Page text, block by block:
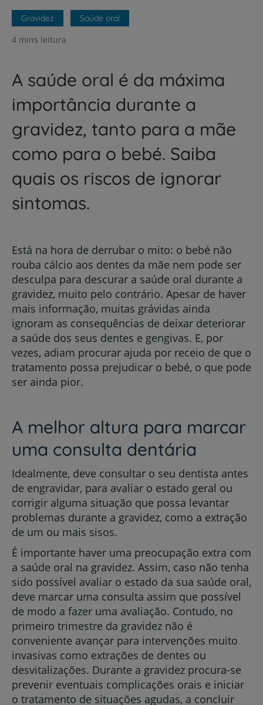
Gravidez Saúde oral
4 mins leitura
A saúde oral é da máxima
importância durante a
gravidez, tanto para a mãe
como para o bebé. Saiba
quais os riscos de ignorar
sintomas.
Está na hora de derrubar o mito: o bebé não
rouba cálcio aos dentes da mãe nem pode ser
desculpa para descurar a saúde oral durante a
gravidez, muito pelo contrário. Apesar de haver
mais informação, muitas grávidas ainda
ignoram as consequências de deixar deteriorar
a saúde dos seus dentes e gengivas. E, por
vezes, adiam procurar ajuda por receio de que o
tratamento possa prejudicar o bebé, o que pode
ser ainda pior.
A melhor altura para marcar
uma consulta dentária
Idealmente, deve consultar o seu dentista antes
de engravidar, para avaliar o estado geral ou
corrigir alguma situação que possa levantar
problemas durante a gravidez, como a extração
de um ou mais sisos.
É importante haver uma preocupação extra com
a saúde oral na gravidez. Assim, caso não tenha
sido possível avaliar o estado da sua saúde oral,
deve marcar uma consulta assim que possível
de modo a fazer uma avaliação. Contudo, no
primeiro trimestre da gravidez não é
conveniente avançar para intervenções muito
invasivas como extrações de dentes ou
desvitalizações. Durante a gravidez procura-se
prevenir eventuais complicações orais e iniciar
o tratamento de situações agudas, a concluir